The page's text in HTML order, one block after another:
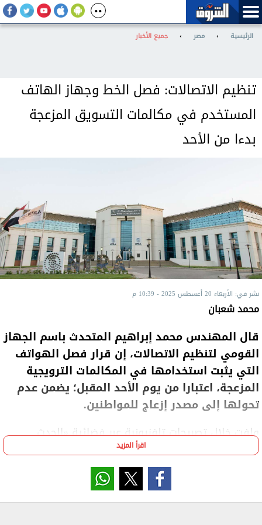
الرئيسية › مصر › جميع الأخبار
تنظيم الاتصالات: فصل الخط وجهاز الهاتف
المستخدم في مكالمات التسويق المزعجة
بدءا من الأحد
نشر في: الأربعاء 20 أغسطس 2025 - 10:39 م
محمد شعبان
قال المهندس محمد إبراهيم المتحدث باسم الجهاز
القومي لتنظيم الاتصالات، إن قرار فصل الهواتف
التي يثبت استخدامها في المكالمات الترويجية
المزعجة، اعتبارا من يوم الأحد المقبل؛ يضمن عدم
تحولها إلى مصدر إزعاج للمواطنين.
ولفت خلال تصريحات تلفزيونية عبر فضائية «الحدث
اليوم»، إلى فرض قواعد تنظيمية تتيح للشركات والأفراد
الراغبين في ممارسة هذا النشاط التسويق عبر الهاتف؛
تسجيل خطوطهم المخصصة لهذه الخدمة لدى شركات
المحمول.
اقرأ المزيد